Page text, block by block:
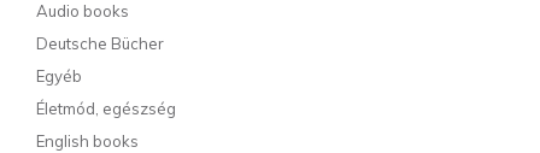
Audio books
Deutsche Bücher
Egyéb
Életmód, egészség
English books